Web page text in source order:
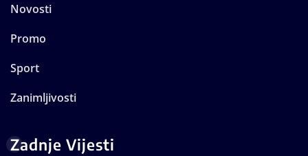
Novosti
Promo
Sport
Zanimljivosti
Zadnje Vijesti